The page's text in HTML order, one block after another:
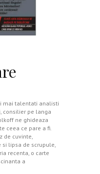
mai talentati analisti
consilier pe langa
ne ghideaza
ceea ce pare a fi.
de cuvinte,
si lipsa de scrupule,
recenta, o carte
a